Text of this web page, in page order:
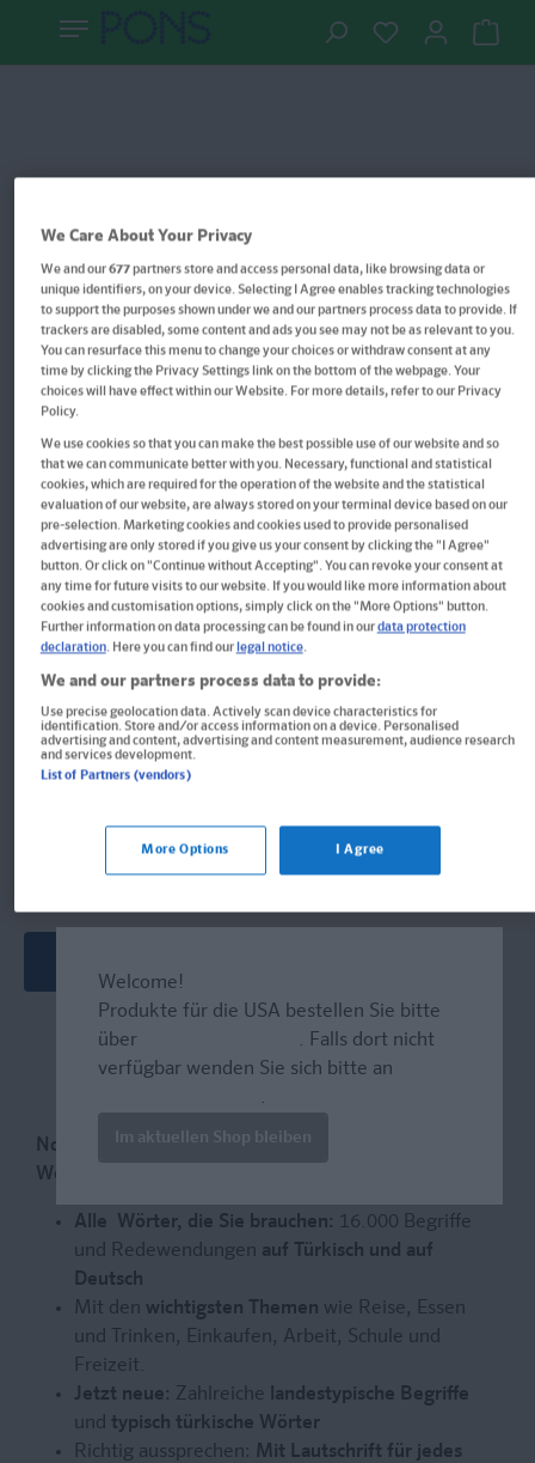
PONS Bildwörterbuch Türkisch
16.000 Wörter und Wendungen mit landestypischem
Sonderteil
Buch
Format: 13,9 x 16,8 cm, 448 Seiten
ISBN: 978-3-12-516246-4
Derzeit nicht erhältlich.
Noch nie war Türkisch so anschaulich – das Türkisch
Wörterbuch mit Bildern
Alle Wörter, die Sie brauchen: 16.000 Begriffe
und Redewendungen auf Türkisch und auf
Deutsch
Mit den wichtigsten Themen wie Reise, Essen
und Trinken, Einkaufen, Arbeit, Schule und
Freizeit.
Jetzt neue: Zahlreiche
landestypische Begriffe
und typisch türkische Wörter
Richtig aussprechen: Mit Lautschrift für jedes
Welcome!
Produkte für die USA bestellen Sie bitte
über
. Falls dort nicht
verfügbar wenden Sie sich bitte an
.
Im aktuellen Shop bleiben
We Care About Your Privacy
We and our677partners store and access personal data, like browsing data or
unique identifiers, on your device. Selecting I Agree enables tracking technologies
to support the purposes shown under we and our partners process data to provide. If
trackers are disabled, some content and ads you see may not be as relevant to you.
You can resurface this menu to change your choices or withdraw consent at any
time by clicking the Privacy Settings link on the bottom of the webpage. Your
choices will have effect within our Website. For more details, refer to our Privacy
Policy.
We use cookies so that you can make the best possible use of our website and so
that we can communicate better with you. Necessary, functional and statistical
cookies, which are required for the operation of the website and the statistical
evaluation of our website, are always stored on your terminal device based on our
pre-selection. Marketing cookies and cookies used to provide personalised
advertising are only stored if you give us your consent by clicking the "I Agree"
button. Or click on "Continue without Accepting". You can revoke your consent at
any time for future visits to our website. If you would like more information about
cookies and customisation options, simply click on the "More Options" button.
Further information on data processing can be found in ourdata protection
declaration. Here you can find our legal notice.
We and our partners process data to provide:
Use precise geolocation data. Actively scan device characteristics for
identification. Store and/or access information on a device. Personalised
advertising and content, advertising and content measurement, audience research
and services development.
List of Partners (vendors)
More Options I Agree